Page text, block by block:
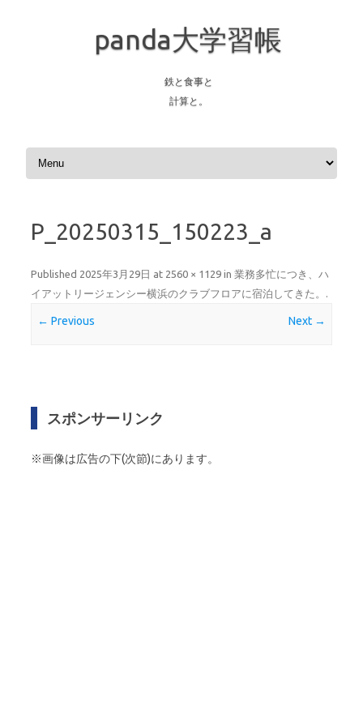
panda大学習帳
鉄と食事と
計算と。
Skip to content
P_20250315_150223_a
Published 2025年3月29日 at 2560 × 1129 in 業務多忙につき、ハ
イアットリージェンシー横浜のクラブフロアに宿泊してきた。 .
← Previous Next →
スポンサーリンク
※画像は広告の下(次節)にあります。